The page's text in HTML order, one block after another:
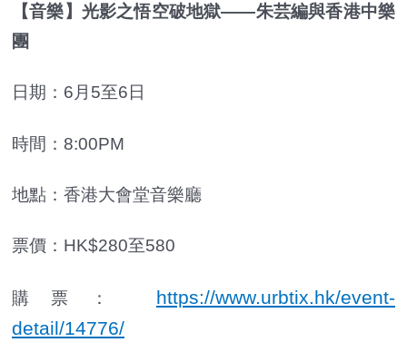
【音樂】光影之悟空破地獄——朱芸編與香港中樂
團
日期：6月5至6日
時間：8:00PM
地點：香港大會堂音樂廳
票價：HK$280至580
購票： https://www.urbtix.hk/event-
detail/14776/